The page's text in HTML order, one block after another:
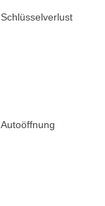
Schlüsselverlust
Autoöffnung